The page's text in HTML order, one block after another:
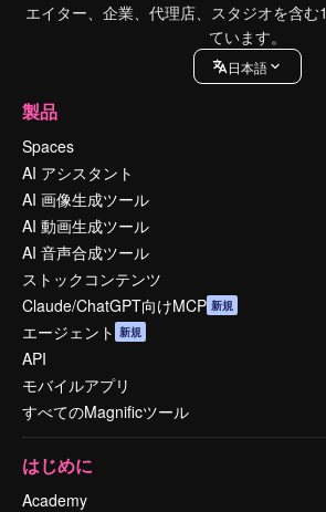
エイター、企業、代理店、スタジオを含む
ています。
日本語
製品
Spaces
AI アシスタント
AI 画像生成ツール
AI 動画生成ツール
AI 音声合成ツール
ストックコンテンツ
Claude/ChatGPT向けMCP 新規
エージェント 新規
API
モバイルアプリ
すべてのMagnificツール
はじめに
Academy